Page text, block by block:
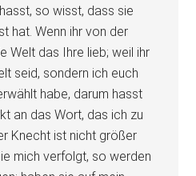
so wisst, dass sie
hat. Wenn ihr von der
Welt das Ihre lieb; weil ihr
seid, sondern ich euch
habe, darum hasst
an das Wort, das ich zu
Knecht ist nicht größer
mich verfolgt, so werden